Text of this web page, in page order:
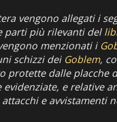
vengono allegati i
parti più rilevanti del
menzionati i
schizzi dei Goblem,
protette dalle placche
e relative
e avvistamenti